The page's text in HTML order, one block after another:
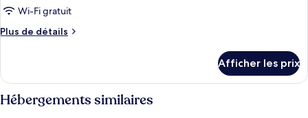
Wi-Fi gratuit
Plus de détails
Plus
Chambre
Afficher les prix
Hébergements similaires